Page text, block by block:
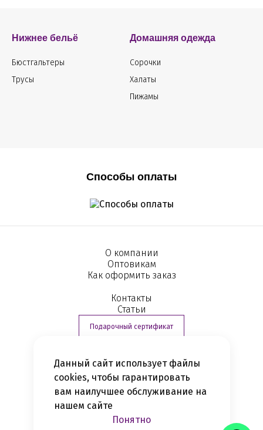
Нижнее бельё
Бюстгальтеры
Трусы
Домашняя одежда
Сорочки
Халаты
Пижамы
Способы оплаты
О компании
Оптовикам
Как оформить заказ
Контакты
Статьи
Подарочный сертификат
+7 (812) 363-16-04
Политика конфиденциальности
Данный сайт использует файлы
cookies, чтобы гарантировать
вам наилучшее обслуживание на
нашем сайте
Понятно